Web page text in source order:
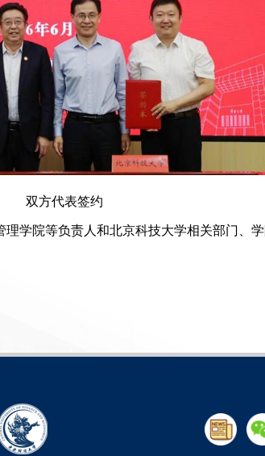
双方代表签约
学院等负责人和北京科技大学相关部门、学